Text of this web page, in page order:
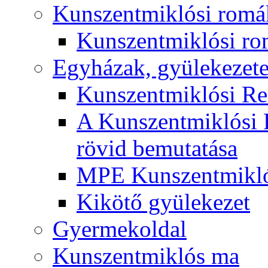
Kunszentmiklósi
Kunszentmiklósi
Egyházak,
Kunszentmiklósi
A Kunszentmiklósi
rövid bemutatása
MPE
Kikötő gyülekezet
Gyermekoldal
Kunszentmiklós ma